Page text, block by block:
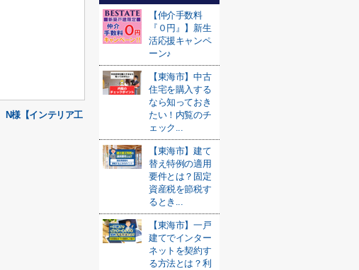
N様【インテリア工
【仲介手数料
『０円』】新生
活応援キャンペ
ーン♪
【東海市】中古
住宅を購入する
なら知っておき
たい！内覧のチ
ェック...
【東海市】建て
替え特例の適用
要件とは？固定
資産税を節税す
るとき...
【東海市】一戸
建てでインター
ネットを契約す
る方法とは？利